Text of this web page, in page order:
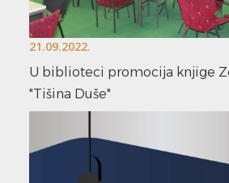
21.09.2022.
U biblioteci promocija knjige
"Tišina Duše"